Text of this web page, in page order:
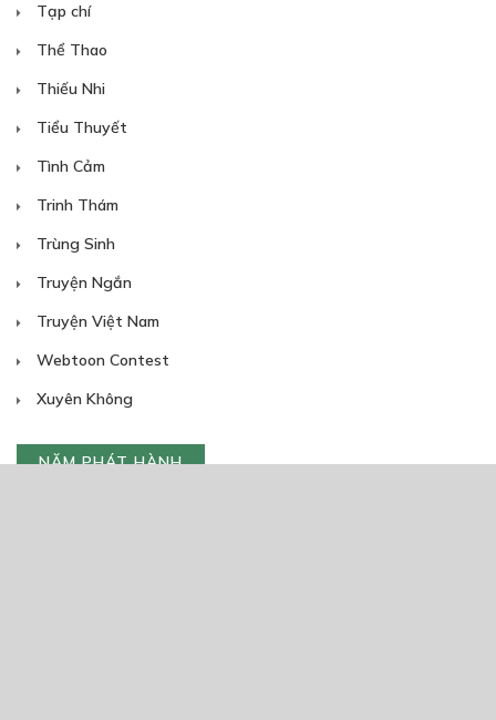
Tạp chí
Thể Thao
Thiếu Nhi
Tiểu Thuyết
Tình Cảm
Trinh Thám
Trùng Sinh
Truyện Ngắn
Truyện Việt Nam
Webtoon Contest
Xuyên Không
NĂM PHÁT HÀNH